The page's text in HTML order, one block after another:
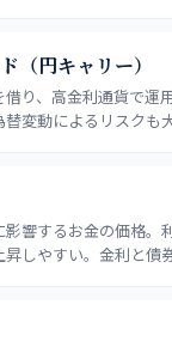
（円キャリー）
り、高金利通貨で運
変動によるリスクも大
響するお金の価格。
しやすい。金利と債